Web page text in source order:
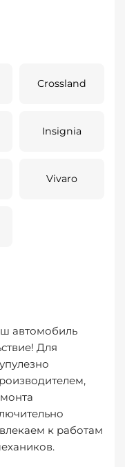
Crossland
Insignia
Vivaro
автомобиль
Для
к работам